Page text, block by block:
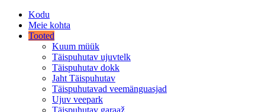
Kodu
Meie kohta
Tooted
Kuum müük
Täispuhutav ujuvtelk
Täispuhutav dokk
Jaht Täispuhutav
Täispuhutavad veemänguasjad
Ujuv veepark
Täispuhutav garaaž